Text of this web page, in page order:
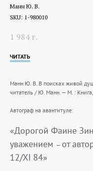
Манн Ю. В.
SKU: 1-980010
1 984 г.
ЧИТАТЬ
Манн Ю. В. В поисках живой
читатель / Ю. Манн. — М. :
Автограф на авантитуле:
«Дорогой Фаине
уважением — от
12/XI 84»